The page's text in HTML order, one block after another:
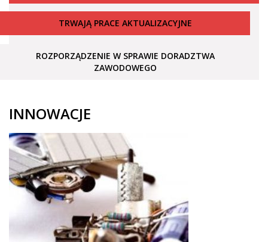
TRWAJĄ PRACE AKTUALIZACYJNE
ROZPORZĄDZENIE W SPRAWIE DORADZTWA
ZAWODOWEGO
INNOWACJE